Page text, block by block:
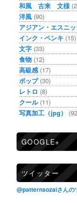
和風 古来 文様
洋風 (90)
アジアン・エスニ
インク・ペンキ (15)
文字 (33)
食物 (12)
高級感 (17)
ポップ(30)
レトロ (8)
クール(11)
写真加工（jpg）
GOOGLE+
ツイッター
@patternsozaiさんの